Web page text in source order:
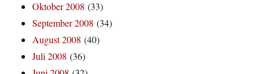
Oktober 2008 (33)
September 2008 (34)
August 2008 (40)
Juli 2008 (36)